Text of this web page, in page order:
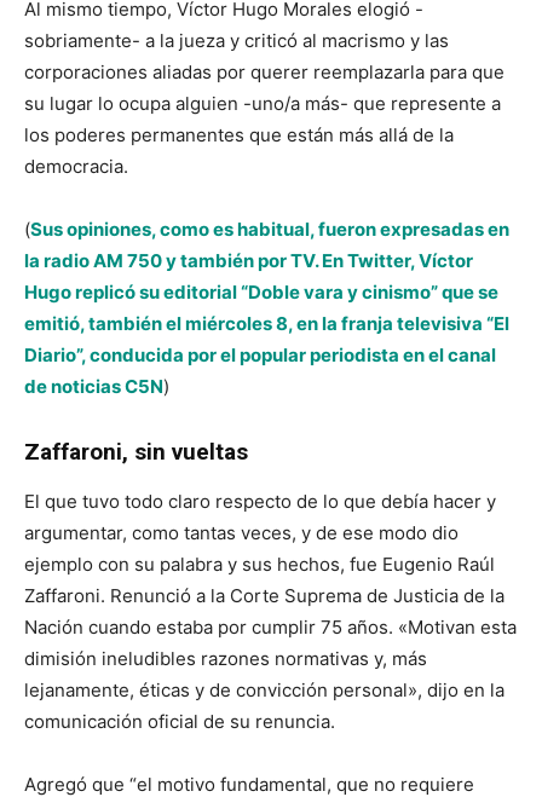
Al mismo tiempo, Víctor Hugo Morales elogió -
sobriamente- a la jueza y criticó al macrismo y las
corporaciones aliadas por querer reemplazarla para que
su lugar lo ocupa alguien -uno/a más- que represente a
los poderes permanentes que están más allá de la
democracia.
(Sus opiniones, como es habitual, fueron expresadas en
la radio AM 750 y también por TV. En Twitter, Víctor
Hugo replicó su editorial “Doble vara y cinismo” que se
emitió, también el miércoles 8, en la franja televisiva “El
Diario”, conducida por el popular periodista en el canal
de noticias C5N)
Zaffaroni, sin vueltas
El que tuvo todo claro respecto de lo que debía hacer y
argumentar, como tantas veces, y de ese modo dio
ejemplo con su palabra y sus hechos, fue Eugenio Raúl
Zaffaroni. Renunció a la Corte Suprema de Justicia de la
Nación cuando estaba por cumplir 75 años. «Motivan esta
dimisión ineludibles razones normativas y, más
lejanamente, éticas y de convicción personal», dijo en la
comunicación oficial de su renuncia.
Agregó que “el motivo fundamental, que no requiere